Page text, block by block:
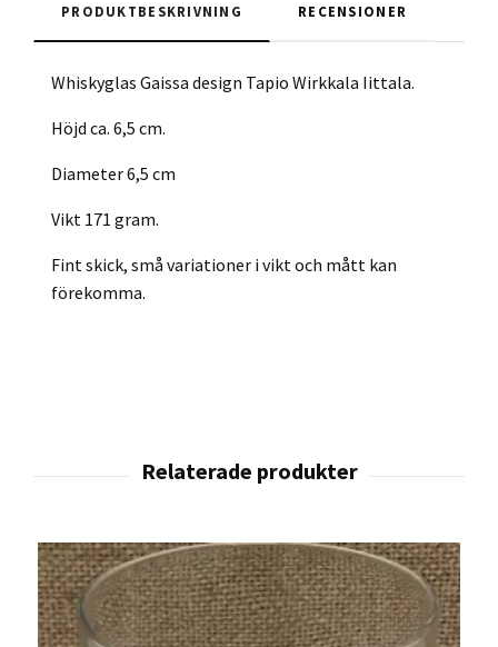
PRODUKTBESKRIVNING RECENSIONER
Whiskyglas Gaissa design Tapio Wirkkala Iittala.
Höjd ca. 6,5 cm.
Diameter 6,5 cm
Vikt 171 gram.
Fint skick, små variationer i vikt och mått kan
förekomma.